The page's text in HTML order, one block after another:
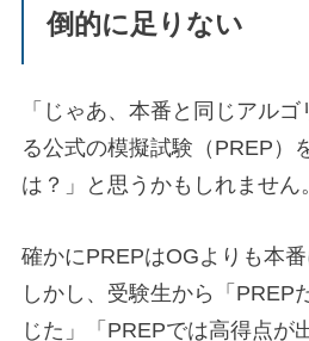
倒的に足りない
「じゃあ、本番と同じアル
る公式の模擬試験（PREP）
は？」と思うかもしれません。
確かにPREPはOGよりも本番
しかし、受験生から「PREP
じた」「PREPでは高得点が